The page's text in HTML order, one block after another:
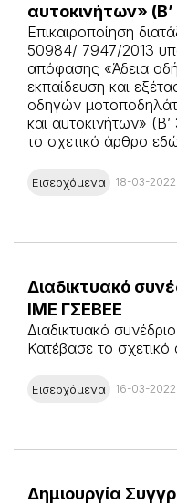
αυτοκινήτων»
Επικαιροποίηση
50984/ 7947/2013
απόφασης «Άδεια
εκπαίδευση και
οδηγών
και αυτοκινήτων»
το σχετικό άρθρο
Εισερχόμενα 18-03-2022
Διαδικτυακό
ΙΜΕ ΓΣΕΒΕΕ
Διαδικτυακό
Κατέβασε το
Εισερχόμενα 16-03-2022
Δημιουργία